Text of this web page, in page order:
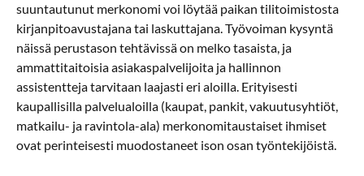
suuntautunut merkonomi voi löytää paikan tilitoimistosta
kirjanpitoavustajana tai laskuttajana. Työvoiman kysyntä
näissä perustason tehtävissä on melko tasaista, ja
ammattitaitoisia asiakaspalvelijoita ja hallinnon
assistentteja tarvitaan laajasti eri aloilla. Erityisesti
kaupallisilla palvelualoilla (kaupat, pankit, vakuutusyhtiöt,
matkailu- ja ravintola-ala) merkonomitaustaiset ihmiset
ovat perinteisesti muodostaneet ison osan työntekijöistä.